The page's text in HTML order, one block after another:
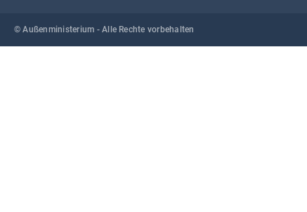
© Außenministerium - Alle Rechte vorbehalten